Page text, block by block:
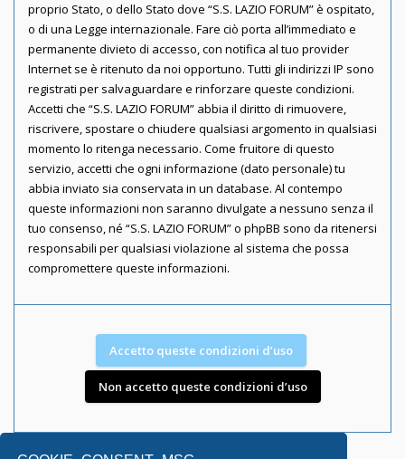
proprio Stato, o dello Stato dove “S.S. LAZIO FORUM” è ospitato,
o di una Legge internazionale. Fare ciò porta all’immediato e
permanente divieto di accesso, con notifica al tuo provider
Internet se è ritenuto da noi opportuno. Tutti gli indirizzi IP sono
registrati per salvaguardare e rinforzare queste condizioni.
Accetti che “S.S. LAZIO FORUM” abbia il diritto di rimuovere,
riscrivere, spostare o chiudere qualsiasi argomento in qualsiasi
momento lo ritenga necessario. Come fruitore di questo
servizio, accetti che ogni informazione (dato personale) tu
abbia inviato sia conservata in un database. Al contempo
queste informazioni non saranno divulgate a nessuno senza il
tuo consenso, né “S.S. LAZIO FORUM” o phpBB sono da ritenersi
responsabili per qualsiasi violazione al sistema che possa
compromettere queste informazioni.